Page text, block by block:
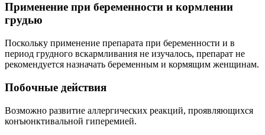
Применение при беременности и кормлении
грудью
Поскольку применение препарата при беременности и в
период грудного вскармливания не изучалось, препарат не
рекомендуется назначать беременным и кормящим женщинам.
Побочные действия
Возможно развитие аллергических реакций, проявляющихся
конъюнктивальной гиперемией.